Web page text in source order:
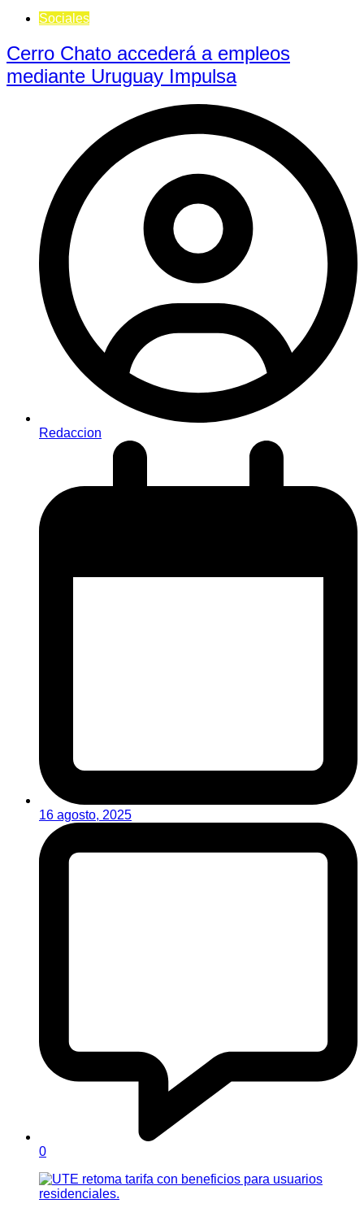
Sociales
Cerro Chato accederá a empleos
mediante Uruguay Impulsa
Redaccion
16 agosto, 2025
0